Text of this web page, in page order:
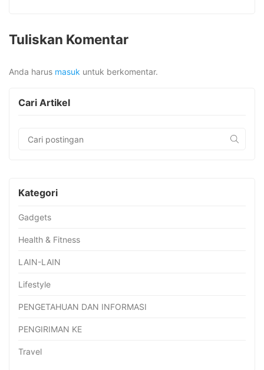
Tuliskan Komentar
Anda harus masuk untuk berkomentar.
Cari Artikel
Kategori
Gadgets
Health & Fitness
LAIN-LAIN
Lifestyle
PENGETAHUAN DAN INFORMASI
PENGIRIMAN KE
Travel